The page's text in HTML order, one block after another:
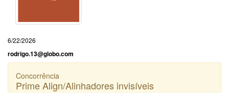
6/22/2026
rodrigo.13@globo.com
Concorrência
Prime Align/Alinhadores invisíveis